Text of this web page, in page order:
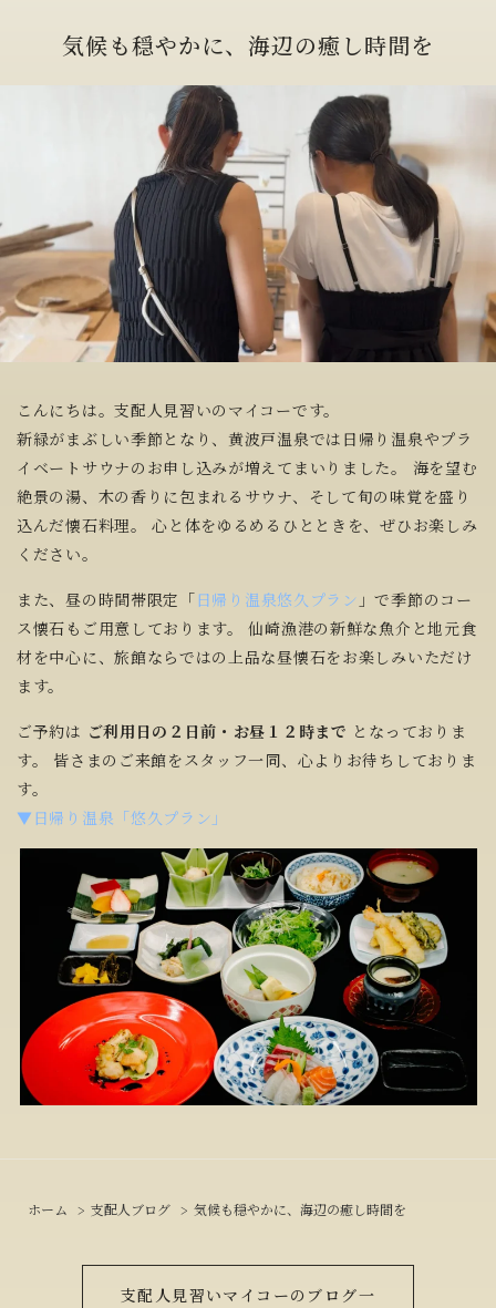
気候も穏やかに、海辺の癒し時間を
こんにちは。支配人見習いのマイコーです。
新緑がまぶしい季節となり、黄波戸温泉では日帰り温泉やプラ
イベートサウナのお申し込みが増えてまいりました。 海を望む
絶景の湯、木の香りに包まれるサウナ、そして旬の味覚を盛り
込んだ懐石料理。 心と体をゆるめるひとときを、ぜひお楽しみ
ください。
また、昼の時間帯限定「日帰り温泉悠久プラン 」で季節のコー
ス懐石もご用意しております。 仙崎漁港の新鮮な魚介と地元食
材を中心に、旅館ならではの上品な昼懐石をお楽しみいただけ
ます。
ご予約は ご利用日の２日前・お昼１２時まで となっておりま
す。 皆さまのご来館をスタッフ一同、心よりお待ちしておりま
す。
▼日帰り温泉「悠久プラン」
ホーム 支配人ブログ 気候も穏やかに、海辺の癒し時間を
支配人見習いマイコーのブログ一